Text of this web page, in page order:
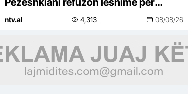
Pezeshkiani refuzon lëshime për
Trump-in
ntv.al 4,313 08/08/26